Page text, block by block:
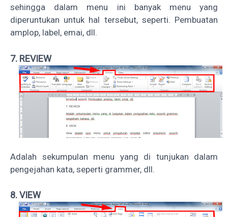
sehingga dalam menu ini banyak menu yang
diperuntukan untuk hal tersebut, seperti. Pembuatan
amplop, label, emai, dll.
7. REVIEW
Adalah sekumpulan menu yang di tunjukan dalam
pengejahan kata, seperti grammer, dll.
8. VIEW